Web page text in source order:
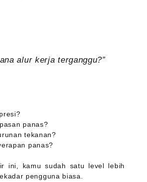
alur kerja terganggu?”
panas?
tekanan?
panas?
ini, kamu sudah satu level lebih
pengguna biasa.